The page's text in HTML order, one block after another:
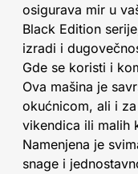
osigurava mir u
Black Edition
izradi i
Gde se koristi i
Ova mašina je
okućnicom, ali i
vikendica ili malih
Namenjena je
snage i